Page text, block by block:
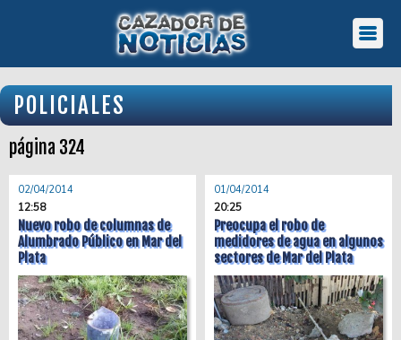
POLICIALES
página 324
02/04/2014
12:58
Nuevo robo de columnas de
Alumbrado Público en Mar del
Plata
01/04/2014
20:25
Preocupa el robo de
medidores de agua en algunos
sectores de Mar del Plata